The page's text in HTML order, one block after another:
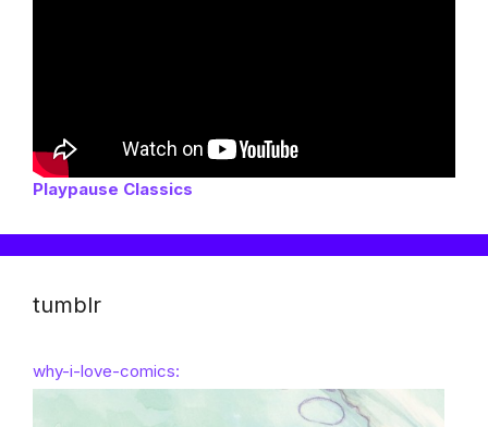
Playpause Classics
tumblr
why-i-love-comics: